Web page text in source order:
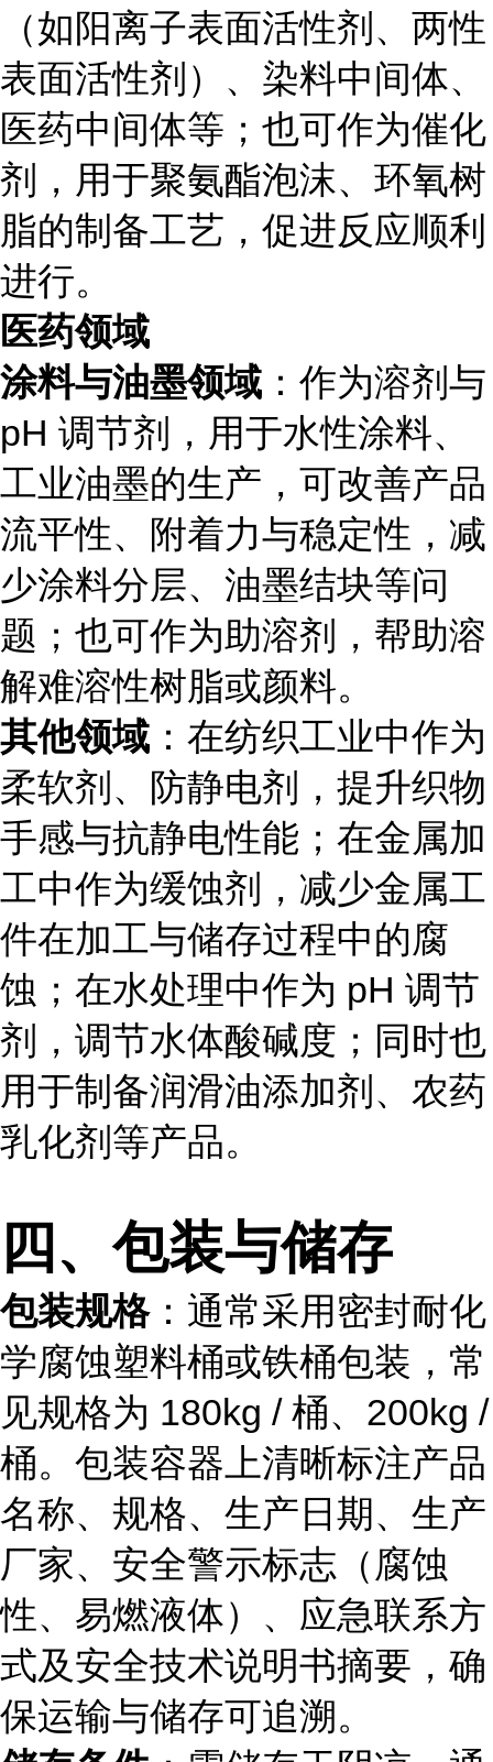
（如阳离子表面活性剂、两性
表面活性剂）、染料中间体、
医药中间体等；也可作为催化
剂，用于聚氨酯泡沫、环氧树
脂的制备工艺，促进反应顺利
进行。
医药领域
涂料与油墨领域 ：作为溶剂与
pH 调节剂，用于水性涂料、
工业油墨的生产，可改善产品
流平性、附着力与稳定性，减
少涂料分层、油墨结块等问
题；也可作为助溶剂，帮助溶
解难溶性树脂或颜料。
其他领域 ：在纺织工业中作为
柔软剂、防静电剂，提升织物
手感与抗静电性能；在金属加
工中作为缓蚀剂，减少金属工
件在加工与储存过程中的腐
蚀；在水处理中作为 pH 调节
剂，调节水体酸碱度；同时也
用于制备润滑油添加剂、农药
乳化剂等产品。
四、包装与储存
包装规格：通常采用密封耐化
学腐蚀塑料桶或铁桶包装，常
见规格为 180kg / 桶、200kg /
桶。包装容器上清晰标注产品
名称、规格、生产日期、生产
厂家、安全警示标志（腐蚀
性、易燃液体）、应急联系方
式及安全技术说明书摘要，确
保运输与储存可追溯。